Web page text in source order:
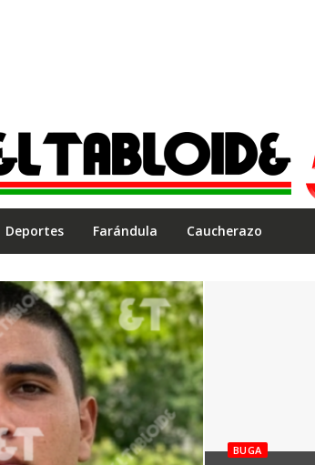
Deportes Farándula Caucherazo
BUGA